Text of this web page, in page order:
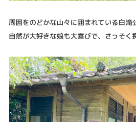
周囲をのどかな山々に囲まれている白滝
自然が大好きな娘も大喜びで、さっそく